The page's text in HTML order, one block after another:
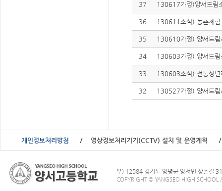
37 130617가정)양서드림
36 130611소식) 농촌체험
35 130610가정) 양서드림
34 130603가정) 양서드림
33 130603소식) 전통성
32 130527가정) 양서드림
개인정보처리방침 영상정보처리기기(CCTV) 설치 및 운영계획
우) 12584 경기도 양평군 양서면 상촌길
COPYRIGHT © YANGSEO HIGH SCHOOL